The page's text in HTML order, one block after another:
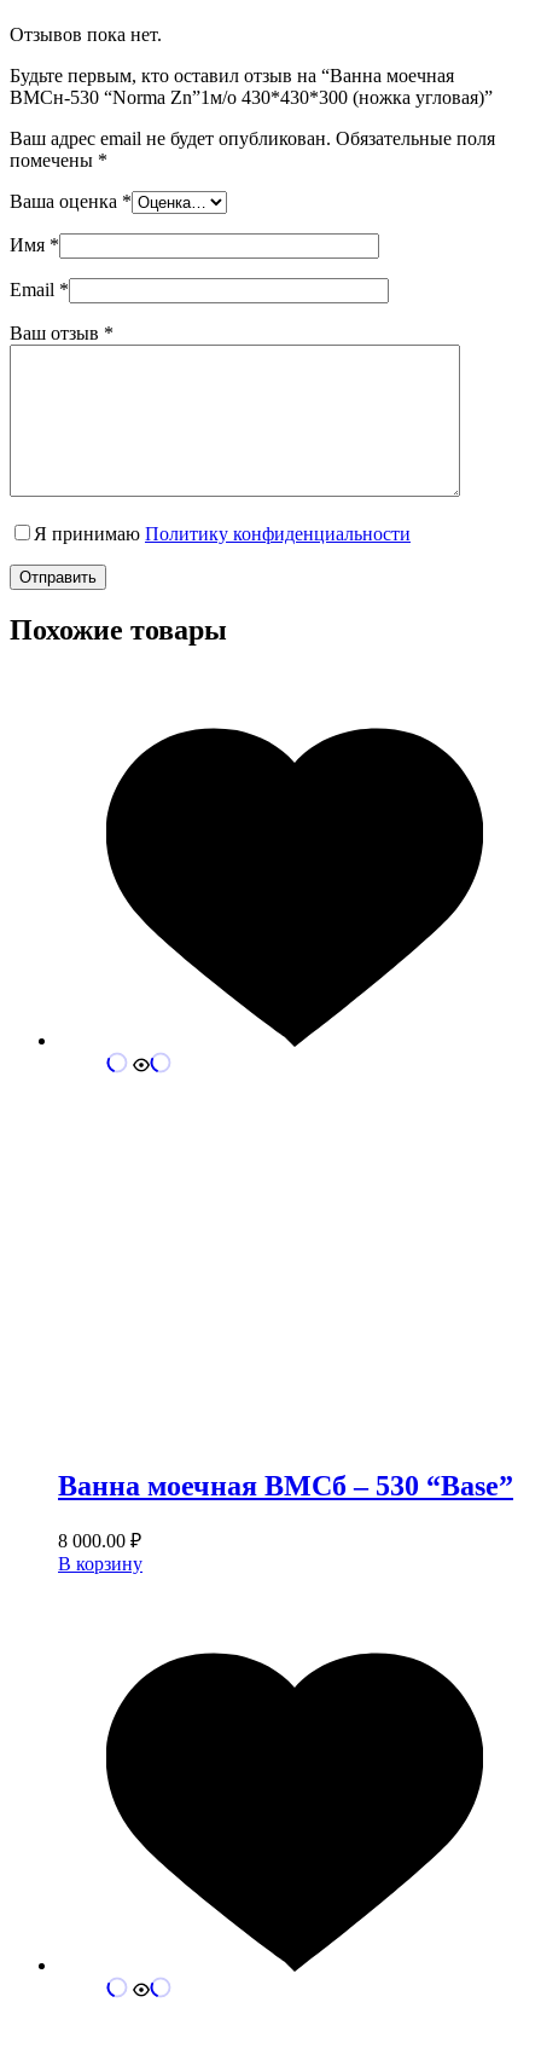
Отзывов пока нет.
Будьте первым, кто оставил отзыв на “Ванна моечная
ВМСн-530 “Norma Zn”1м/о 430*430*300 (ножка угловая)”
Ваш адрес email не будет опубликован. Обязательные поля
помечены *
Ваша оценка *
Имя *
Email *
Ваш отзыв *
Я принимаю Политику конфиденциальности
Отправить
Похожие товары
Ванна моечная ВМСб – 530 “Base”
8 000.00 ₽
В корзину